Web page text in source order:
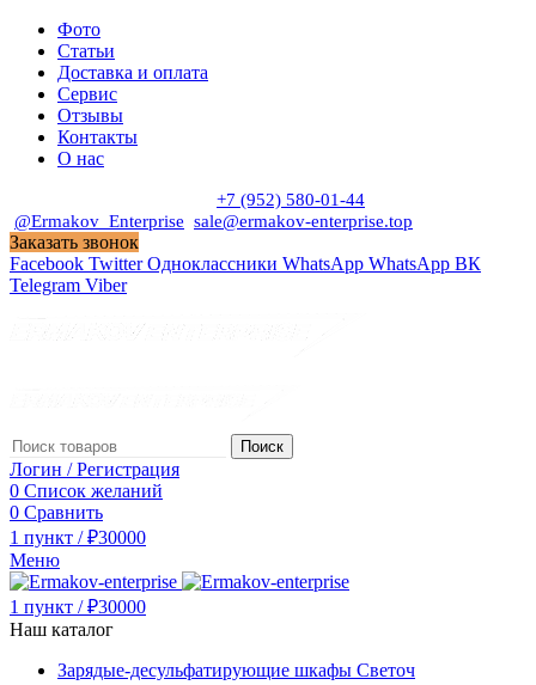
Фото
Статьи
Доставка и оплата
Сервис
Отзывы
Контакты
О нас
+7 (952) 580-01-44
@Ermakov_Enterprise sale@ermakov-enterprise.top
Заказать звонок
Facebook Twitter Одноклассники WhatsApp WhatsApp ВК
Telegram Viber
Поиск
Логин / Регистрация
0 Список желаний
0 Сравнить
1 пункт / ₽30000
Меню
1 пункт / ₽30000
Наш каталог
Зарядые-десульфатирующие шкафы Светоч